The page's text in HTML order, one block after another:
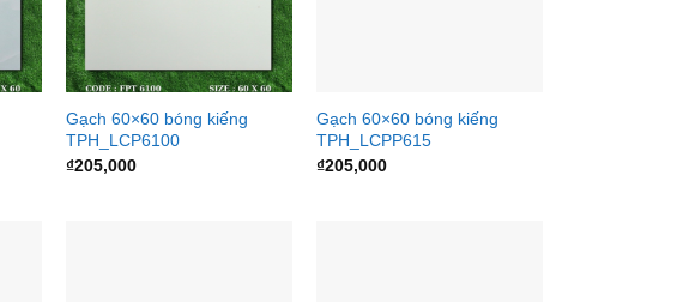
Gạch 60×60 bóng kiếng
TPH_LCP6100
₫205,000
Gạch 60×60 bóng kiếng
TPH_LCPP615
₫205,000